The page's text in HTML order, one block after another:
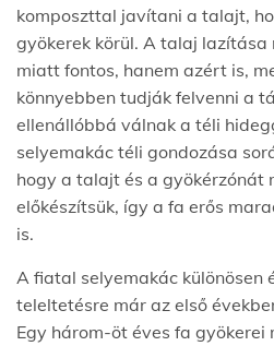
komposzttal javítani a talajt,
gyökerek körül. A talaj lazítása
miatt fontos, hanem azért is,
könnyebben tudják felvenni a
ellenállóbbá válnak a téli
selyemakác téli gondozása
hogy a talajt és a gyökérzónát
előkészítsük, így a fa erős
is.
A fiatal selyemakác különösen
teleltetésre már az első
Egy három-öt éves fa gyökerei